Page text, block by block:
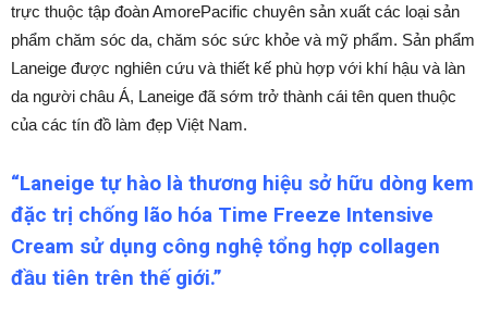
trực thuộc tập đoàn AmorePacific chuyên sản xuất các loại sản
phẩm chăm sóc da, chăm sóc sức khỏe và mỹ phẩm. Sản phẩm
Laneige được nghiên cứu và thiết kế phù hợp với khí hậu và làn
da người châu Á, Laneige đã sớm trở thành cái tên quen thuộc
của các tín đồ làm đẹp Việt Nam.
“Laneige tự hào là thương hiệu sở hữu dòng kem
đặc trị chống lão hóa Time Freeze Intensive
Cream sử dụng công nghệ tổng hợp collagen
đầu tiên trên thế giới.”